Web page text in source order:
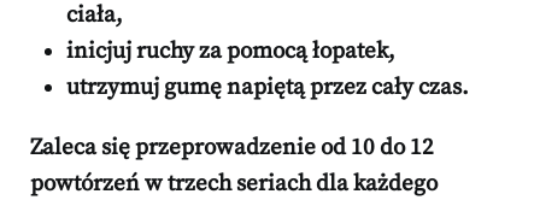
ciała,
inicjuj ruchy za pomocą łopatek,
utrzymuj gumę napiętą przez cały czas.
Zaleca się przeprowadzenie od 10 do 12
powtórzeń w trzech seriach dla każdego